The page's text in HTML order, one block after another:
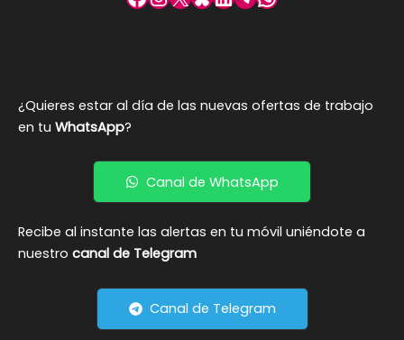
¿Quieres estar al día de las nuevas ofertas de trabajo
en tu WhatsApp?
Canal de WhatsApp
Recibe al instante las alertas en tu móvil uniéndote a
nuestro canal de Telegram
Canal de Telegram